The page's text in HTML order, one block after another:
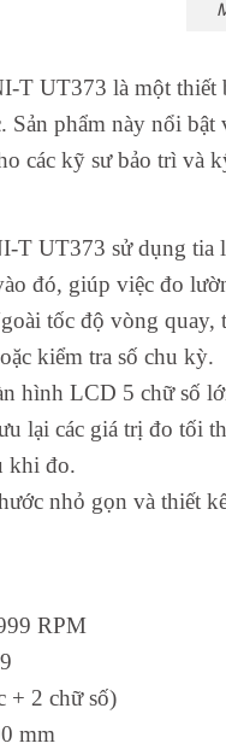
UT373 là một thiết
Sản phẩm này nổi
các kỹ sư bảo trì và
UT373 sử dụng tia
đó, giúp việc đo
tốc độ vòng
kiểm tra số chu kỳ.
hình LCD 5 chữ số
lại các giá trị đo tối
khi đo.
nhỏ gọn và thiết
RPM
+ 2 chữ số)
mm